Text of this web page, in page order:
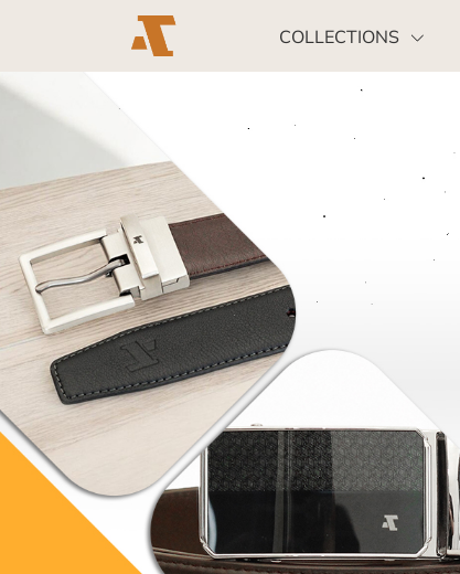
COLLECTIONS